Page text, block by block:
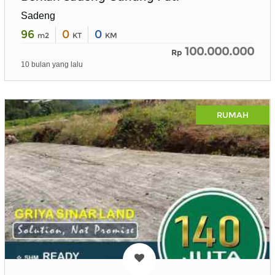
Sadeng
96 m2 0 KT 0 KM
Rp 100.000.000
10 bulan yang lalu
RUMAH